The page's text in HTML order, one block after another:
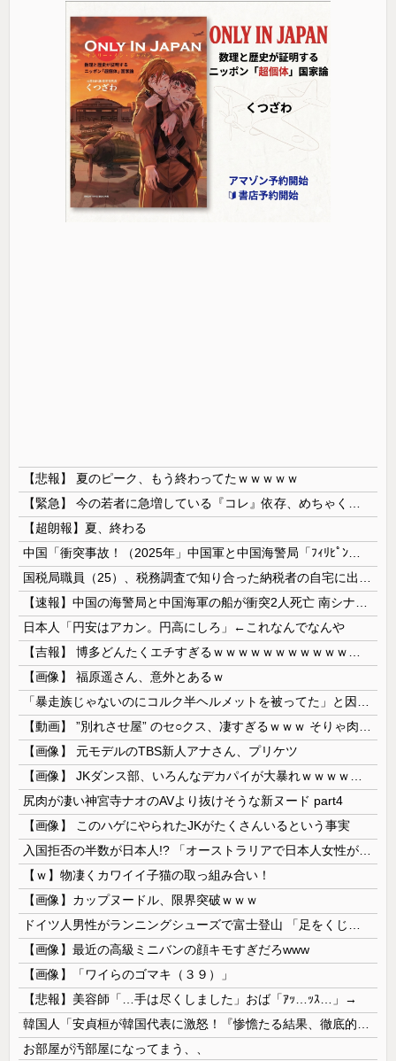
【悲報】 夏のピーク、もう終わってたｗｗｗｗｗ
【超朗報】夏、終わる
日本人「円安はアカン。円高にしろ」←これなんでなんや
【画像】 福原遥さん、意外とあるｗ
【画像】 元モデルのTBS新人アナさん、プリケツ
尻肉が凄い神宮寺ナオのAVより抜けそうな新ヌード part4
【画像】 このハゲにやられたJKがたくさんいるという事実
【ｗ】物凄くカワイイ子猫の取っ組み合い！
【画像】カップヌードル、限界突破ｗｗｗ
【画像】最近の高級ミニバンの顔キモすぎだろwww
【画像】「ワイらのゴマキ（３９）」
【悲報】美容師「…手は尽くしました」おば「ｱｯ…ｯｽ…」→
お部屋が汚部屋になってまう、、